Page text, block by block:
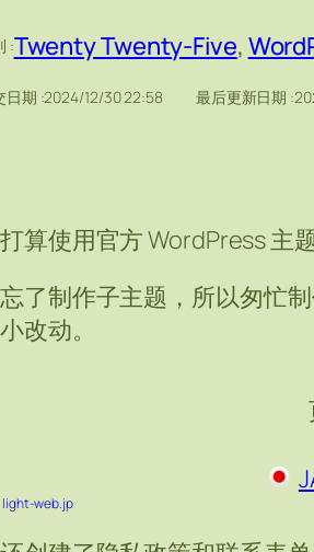
:Twenty Twenty-Five,
日期 :2024/12/30 22:58 最后更新日期 :
算使用官方 WordPress 主
了制作子主题，所以匆忙
改动。
light-web.jp